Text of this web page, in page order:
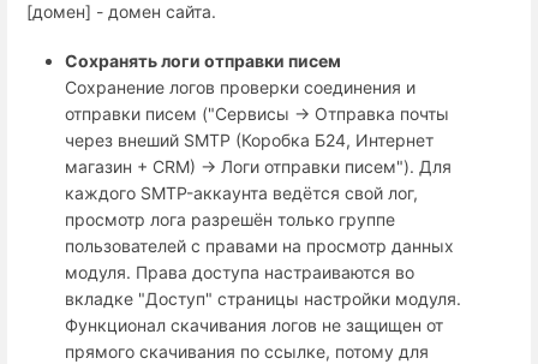
[домен] - домен сайта.
Сохранять логи отправки писем
Сохранение логов проверки соединения и
отправки писем ("Сервисы → Отправка почты
через внеший SMTP (Коробка Б24, Интернет
магазин + СRM) → Логи отправки писем"). Для
каждого SMTP-аккаунта ведётся свой лог,
просмотр лога разрешён только группе
пользователей с правами на просмотр данных
модуля. Права доступа настраиваются во
вкладке "Доступ" страницы настройки модуля.
Функционал скачивания логов не защищен от
прямого скачивания по ссылке, потому для